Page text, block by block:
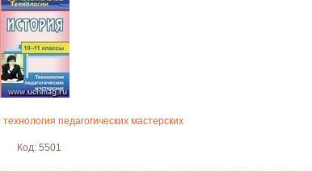
педагогических мастерских
Код: 5501